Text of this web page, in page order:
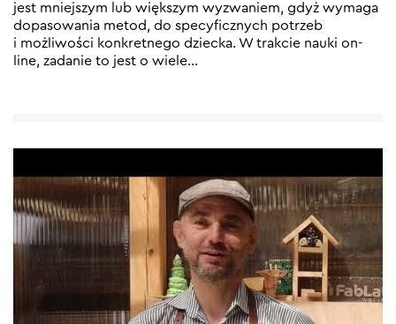
jest mniejszym lub większym wyzwaniem, gdyż wymaga
dopasowania metod, do specyficznych potrzeb
i możliwości konkretnego dziecka. W trakcie nauki on-
line, zadanie to jest o wiele…